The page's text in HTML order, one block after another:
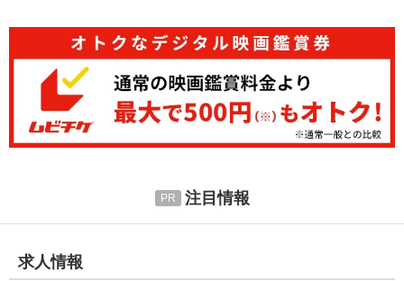
注目情報
求人情報